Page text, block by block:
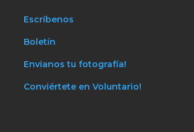
Escríbenos
Boletín
Envianos tu fotografía!
Conviértete en Voluntario!